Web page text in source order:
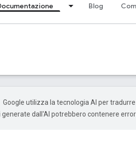
Blog
Google utilizza la tecnologia AI per
dall'AI potrebbero contenere